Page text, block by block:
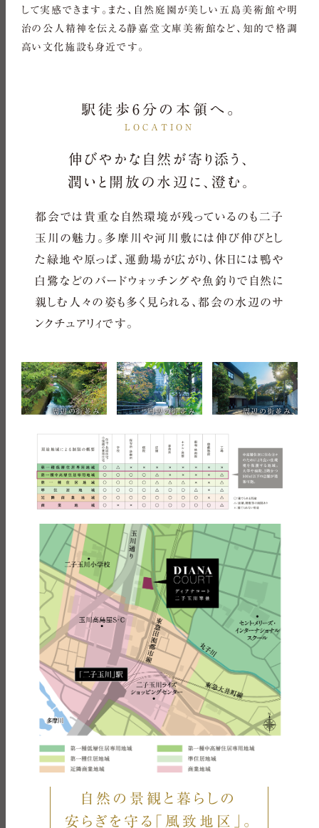
して実感できます。また、自然庭園が美しい五島美術館や明
治の公人精神を伝える静嘉堂文庫美術館など、知的で格調
高い文化施設も身近です。
駅徒歩6分の本領へ。
LOCATION
伸びやかな自然が寄り添う、
潤いと開放の水辺に、澄む。
都会では貴重な自然環境が残っているのも二子
玉川の魅力。多摩川や河川敷には伸び伸びとし
た緑地や原っぱ、運動場が広がり、休日には鴨や
白鷺などのバードウォッチングや魚釣りで自然に
親しむ人々の姿も多く見られる、都会の水辺のサ
ンクチュアリィです。
周辺の街並み 周辺の街並み 周辺の街並み
自然の景観と暮らしの
安らぎを守る｢風致地区｣。